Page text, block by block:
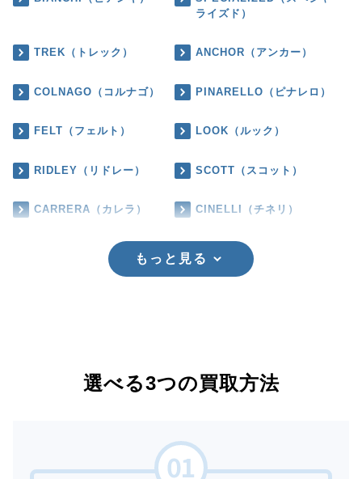
ライズド）
TREK（トレック） ANCHOR（アンカー）
COLNAGO（コルナゴ） PINARELLO（ピナレロ）
FELT（フェルト） LOOK（ルック）
RIDLEY（リドレー） SCOTT（スコット）
CARRERA（カレラ） CINELLI（チネリ）
もっと見る
選べる3つの買取方法